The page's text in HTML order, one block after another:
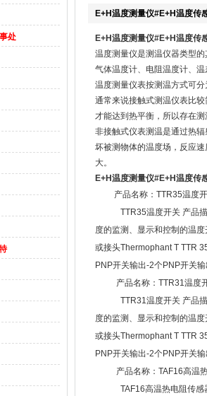
处
E+H温度测量仪#E+H温度传
E+H温度测量仪#E+H温度传
温度测量仪是测温仪器类型
气体温度计、电阻温度计、
温度测量仪表按测温方式可
通常来说接触式测温仪表比
才能达到热平衡，所以存在
非接触式仪表测温是通过热
坏被测物体的温度场，反应
大。
E+H温度测量仪#E+H温度传
产品名称：TTR35温度
TTR35温度开关 产品
度的监测、显示和控制的温
或接头Thermophant T TTR
PNP开关输出-2个PNP开关
产品名称：TTR31温度
TTR31温度开关 产品
度的监测、显示和控制的温
或接头Thermophant T TTR
PNP开关输出-2个PNP开关
产品名称：TAF16高温
TAF16高温热电阻传感